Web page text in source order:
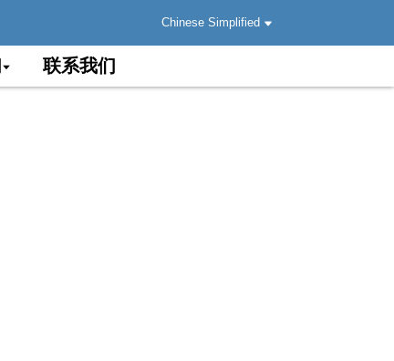
Chinese Simplified
联系我们